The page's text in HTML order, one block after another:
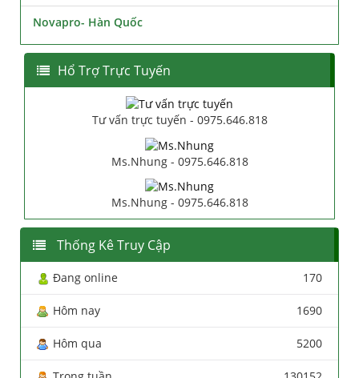
Novapro- Hàn Quốc
Hổ Trợ Trực Tuyến
Tư vấn trực tuyến - 0975.646.818
Ms.Nhung - 0975.646.818
Ms.Nhung - 0975.646.818
Thống Kê Truy Cập
Đang online 170
Hôm nay 1690
Hôm qua 5200